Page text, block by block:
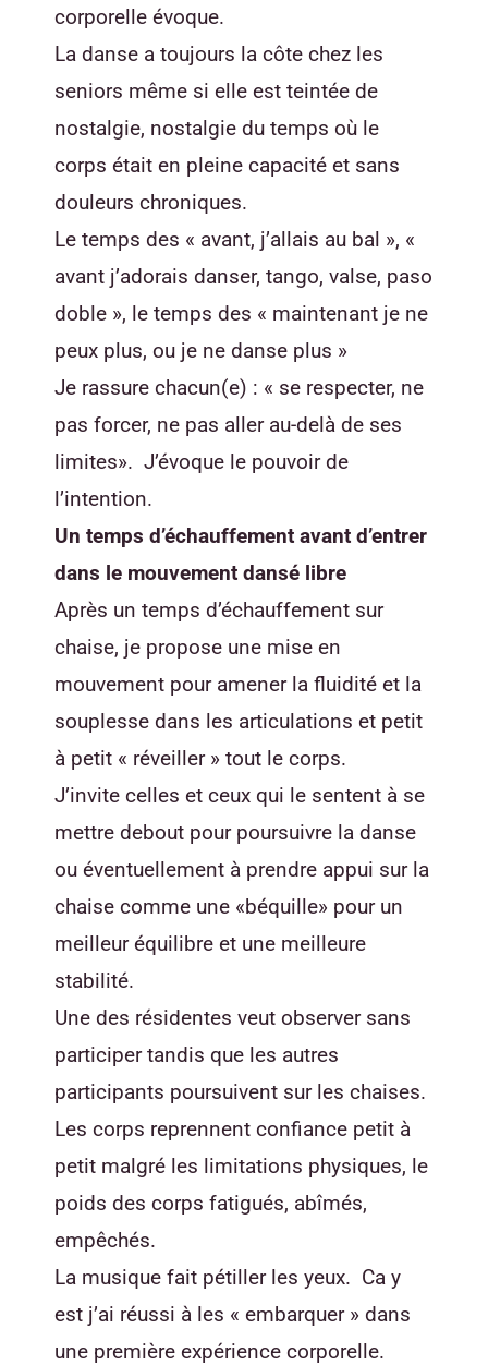
corporelle évoque.
La danse a toujours la côte chez les
seniors même si elle est teintée de
nostalgie, nostalgie du temps où le
corps était en pleine capacité et sans
douleurs chroniques.
Le temps des « avant, j’allais au bal », «
avant j’adorais danser, tango, valse, paso
doble », le temps des « maintenant je ne
peux plus, ou je ne danse plus »
Je rassure chacun(e) : « se respecter, ne
pas forcer, ne pas aller au-delà de ses
limites». J’évoque le pouvoir de
l’intention.
Un temps d’échauffement avant d’entrer
dans le mouvement dansé libre
Après un temps d’échauffement sur
chaise, je propose une mise en
mouvement pour amener la fluidité et la
souplesse dans les articulations et petit
à petit « réveiller » tout le corps.
J’invite celles et ceux qui le sentent à se
mettre debout pour poursuivre la danse
ou éventuellement à prendre appui sur la
chaise comme une «béquille» pour un
meilleur équilibre et une meilleure
stabilité.
Une des résidentes veut observer sans
participer tandis que les autres
participants poursuivent sur les chaises.
Les corps reprennent confiance petit à
petit malgré les limitations physiques, le
poids des corps fatigués, abîmés,
empêchés.
La musique fait pétiller les yeux. Ca y
est j’ai réussi à les « embarquer » dans
une première expérience corporelle.